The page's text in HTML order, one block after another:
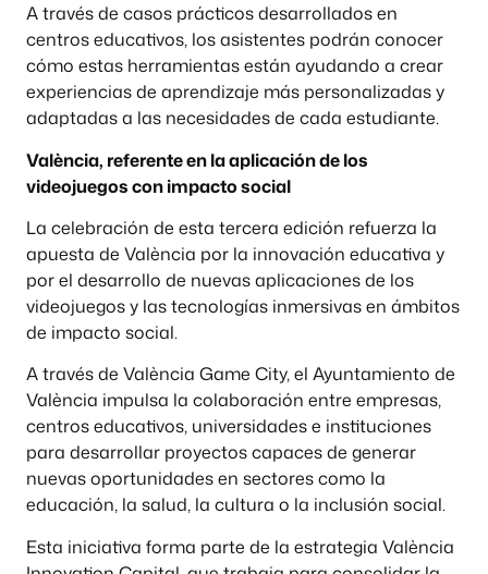
A través de casos prácticos desarrollados en
centros educativos, los asistentes podrán conocer
cómo estas herramientas están ayudando a crear
experiencias de aprendizaje más personalizadas y
adaptadas a las necesidades de cada estudiante.
València, referente en la aplicación de los
videojuegos con impacto social
La celebración de esta tercera edición refuerza la
apuesta de València por la innovación educativa y
por el desarrollo de nuevas aplicaciones de los
videojuegos y las tecnologías inmersivas en ámbitos
de impacto social.
A través de València Game City, el Ayuntamiento de
València impulsa la colaboración entre empresas,
centros educativos, universidades e instituciones
para desarrollar proyectos capaces de generar
nuevas oportunidades en sectores como la
educación, la salud, la cultura o la inclusión social.
Esta iniciativa forma parte de la estrategia València